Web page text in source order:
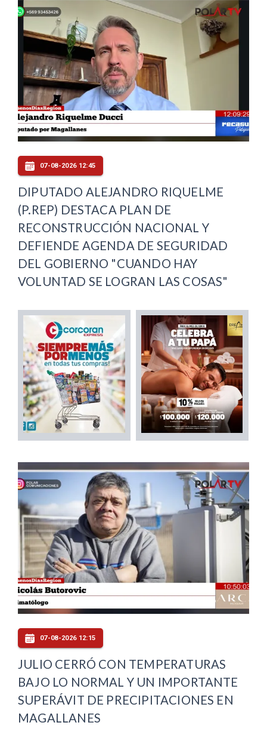
07-08-2026 12:45
DIPUTADO ALEJANDRO RIQUELME
(P.REP) DESTACA PLAN DE
RECONSTRUCCIÓN NACIONAL Y
DEFIENDE AGENDA DE SEGURIDAD
DEL GOBIERNO "CUANDO HAY
VOLUNTAD SE LOGRAN LAS COSAS"
07-08-2026 12:15
JULIO CERRÓ CON TEMPERATURAS
BAJO LO NORMAL Y UN IMPORTANTE
SUPERÁVIT DE PRECIPITACIONES EN
MAGALLANES